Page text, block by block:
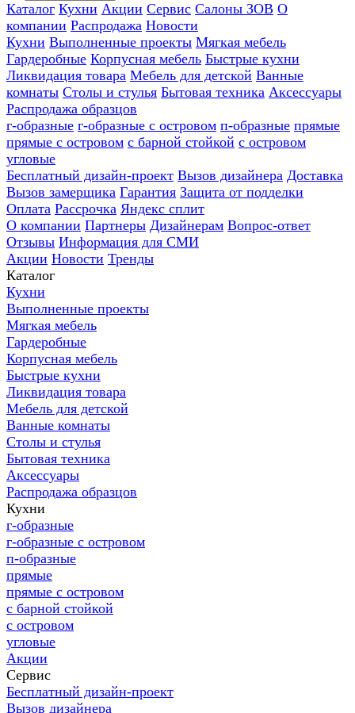
Каталог Кухни Акции Сервис Салоны ЗОВ О
компании Распродажа Новости
Кухни Выполненные проекты Мягкая мебель
Гардеробные Корпусная мебель Быстрые кухни
Ликвидация товара Мебель для детской Ванные
комнаты Столы и стулья Бытовая техника Аксессуары
Распродажа образцов
г-образные г-образные с островом п-образные прямые
прямые с островом с барной стойкой с островом
угловые
Бесплатный дизайн-проект Вызов дизайнера Доставка
Вызов замерщика Гарантия Защита от подделки
Оплата Рассрочка Яндекс сплит
О компании Партнеры Дизайнерам Вопрос-ответ
Отзывы Информация для СМИ
Акции Новости Тренды
Каталог
Кухни
Выполненные проекты
Мягкая мебель
Гардеробные
Корпусная мебель
Быстрые кухни
Ликвидация товара
Мебель для детской
Ванные комнаты
Столы и стулья
Бытовая техника
Аксессуары
Распродажа образцов
Кухни
г-образные
г-образные с островом
п-образные
прямые
прямые с островом
с барной стойкой
с островом
угловые
Акции
Сервис
Бесплатный дизайн-проект
Вызов дизайнера